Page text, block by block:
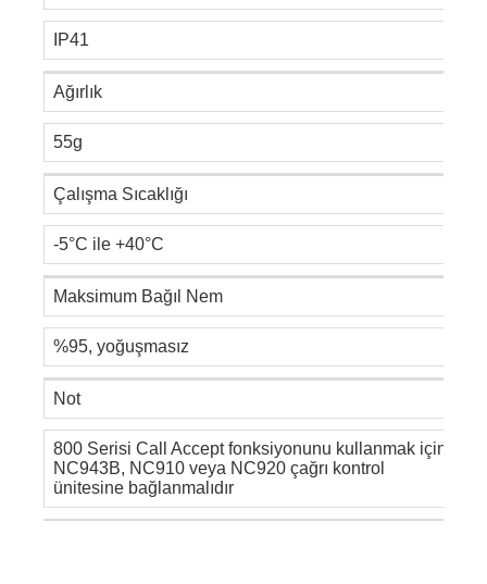
IP41
Ağırlık
55g
Çalışma Sıcaklığı
-5°C ile +40°C
Maksimum Bağıl Nem
%95, yoğuşmasız
Not
800 Serisi Call Accept fonksiyonunu kullanmak için
NC943B, NC910 veya NC920 çağrı kontrol
ünitesine bağlanmalıdır